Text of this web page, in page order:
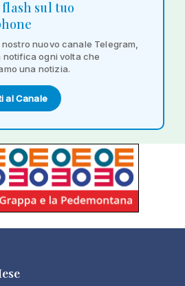
sul tuo
nuovo canale Telegram,
notifica ogni volta che
una notizia.
al Canale